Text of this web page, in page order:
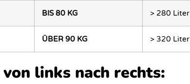
BIS 80 KG > 280 Liter
ÜBER 90 KG > 320 Liter
links nach rechts: